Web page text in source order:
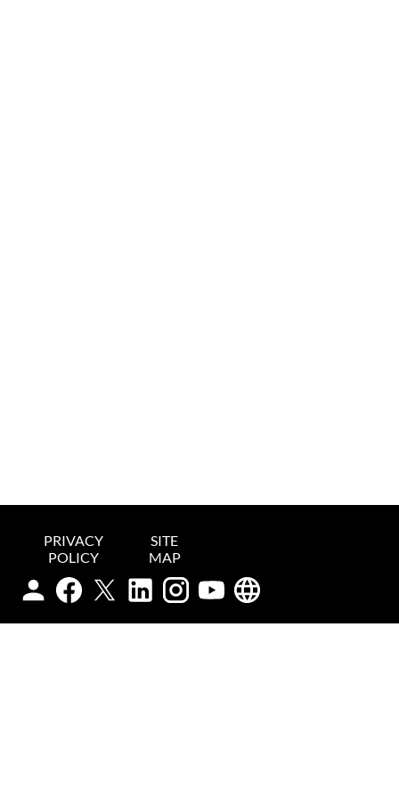
PRIVACY
POLICY
SITE
MAP